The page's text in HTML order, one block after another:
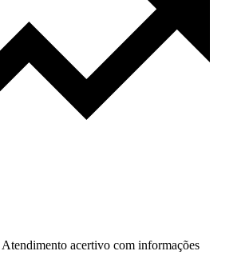
Atendimento acertivo com informações